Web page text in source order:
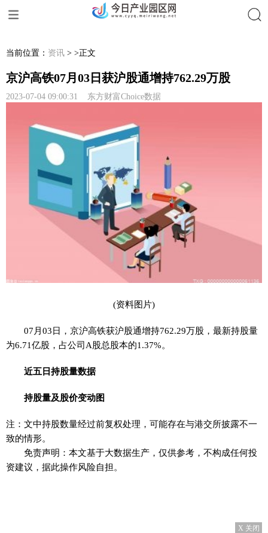
当前位置： 资讯 > >正文
京沪高铁07月03日获沪股通增持762.29万股
2023-07-04 09:00:31 东方财富Choice数据
(资料图片)
07月03日，京沪高铁获沪股通增持762.29万股，最新持股量
为6.71亿股，占公司A股总股本的1.37%。
近五日持股量数据
持股量及股价变动图
注：文中持股数量经过前复权处理，可能存在与港交所披露不一
致的情形。
免责声明：本文基于大数据生产，仅供参考，不构成任何投
资建议，据此操作风险自担。
X 关闭